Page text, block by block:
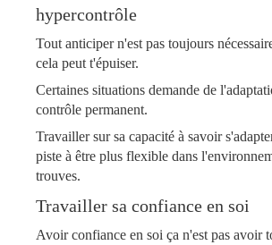
hypercontrôle
Tout anticiper n'est pas toujours
cela peut t'épuiser.
Certaines situations demande de
contrôle permanent.
Travailler sur sa capacité à savoir
piste à être plus flexible dans
trouves.
Travailler sa confiance en soi
Avoir confiance en soi ça n'est pas avoir